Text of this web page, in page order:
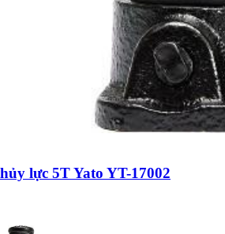
lực 5T Yato YT-17002